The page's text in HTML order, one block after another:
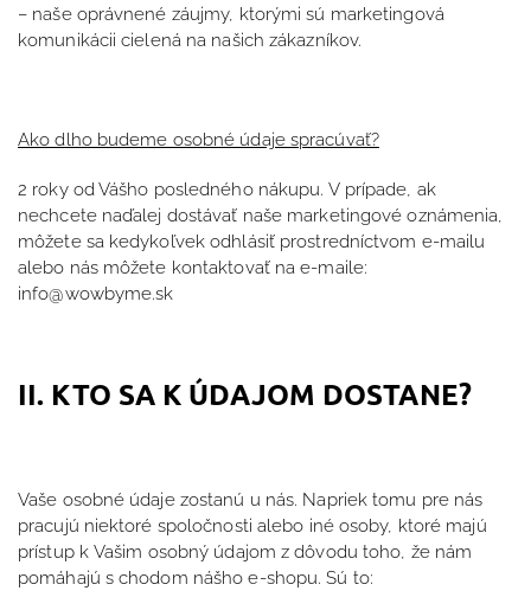
– naše oprávnené záujmy, ktorými sú marketingová
komunikácii cielená na našich zákazníkov.
Ako dlho budeme osobné údaje spracúvať?
2 roky od Vášho posledného nákupu. V prípade, ak
nechcete naďalej dostávať naše marketingové oznámenia,
môžete sa kedykoľvek odhlásiť prostredníctvom e-mailu
alebo nás môžete kontaktovať na e-maile:
info@wowbyme.sk
II. KTO SA K ÚDAJOM DOSTANE?
Vaše osobné údaje zostanú u nás. Napriek tomu pre nás
pracujú niektoré spoločnosti alebo iné osoby, ktoré majú
prístup k Vašim osobný údajom z dôvodu toho, že nám
pomáhajú s chodom nášho e-shopu. Sú to: